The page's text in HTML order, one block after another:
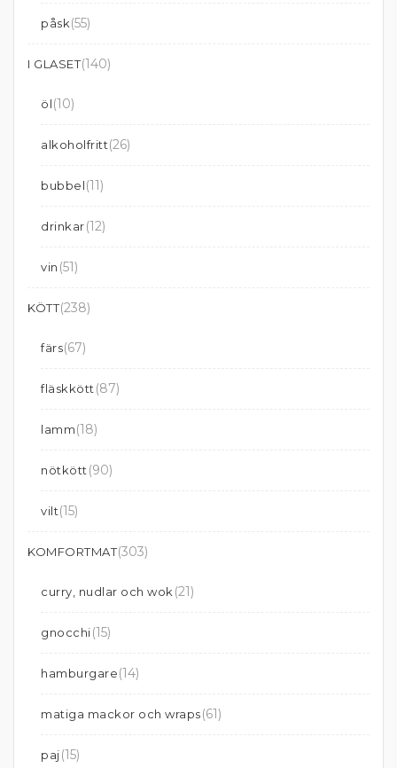
påsk(55)
I GLASET(140)
öl(10)
alkoholfritt(26)
bubbel(11)
drinkar(12)
vin (51)
KÖTT(238)
färs(67)
fläskkött (87)
lamm(18)
nötkött (90)
vilt(15)
KOMFORTMAT(303)
curry, nudlar och wok (21)
gnocchi(15)
hamburgare(14)
matiga mackor och wraps(61)
paj(15)